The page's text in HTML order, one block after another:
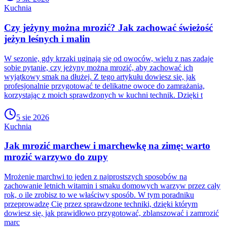
Kuchnia
Czy jeżyny można mrozić? Jak zachować świeżość
jeżyn leśnych i malin
W sezonie, gdy krzaki uginają się od owoców, wielu z nas zadaje
sobie pytanie, czy jeżyny można mrozić, aby zachować ich
wyjątkowy smak na dłużej. Z tego artykułu dowiesz się, jak
profesjonalnie przygotować te delikatne owoce do zamrażania,
korzystając z moich sprawdzonych w kuchni technik. Dzięki t
5 sie 2026
Kuchnia
Jak mrozić marchew i marchewkę na zimę: warto
mrozić warzywo do zupy
Mrożenie marchwi to jeden z najprostszych sposobów na
zachowanie letnich witamin i smaku domowych warzyw przez cały
rok, o ile zrobisz to we właściwy sposób. W tym poradniku
przeprowadzę Cię przez sprawdzone techniki, dzięki którym
dowiesz się, jak prawidłowo przygotować, zblanszować i zamrozić
marc